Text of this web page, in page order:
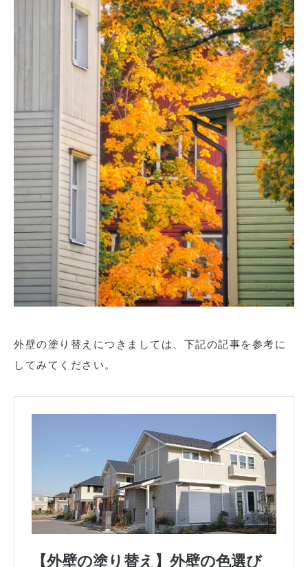
外壁の塗り替えにつきましては、下記の記事を参考に
してみてください。